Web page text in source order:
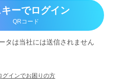
ーでログイン
QRコード
タは当社には送信されません
グインでお困りの方